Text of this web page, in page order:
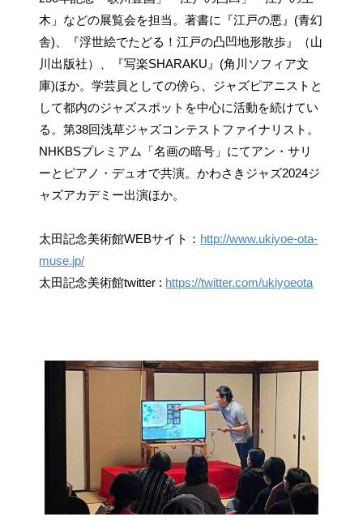
木」などの展覧会を担当。著書に『江戸の悪』(青幻
舎)、『浮世絵でたどる！江戸の凸凹地形散歩』（山
川出版社）、『写楽SHARAKU』(角川ソフィア文
庫)ほか。学芸員としての傍ら、ジャズピアニストと
して都内のジャズスポットを中心に活動を続けてい
る。第38回浅草ジャズコンテストファイナリスト。
NHKBSプレミアム「名画の暗号」にてアン・サリ
ーとピアノ・デュオで共演。かわさきジャズ2024ジ
ャズアカデミー出演ほか。
太田記念美術館WEBサイト： http://www.ukiyoe-ota-
muse.jp/
太田記念美術館twitter : https://twitter.com/ukiyoeota